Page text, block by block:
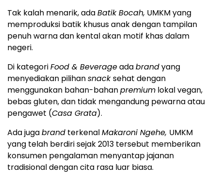
Tak kalah menarik, adaBatik Bocah, UMKM yang
memproduksi batik khusus anak dengan tampilan
penuh warna dan kental akan motif khas dalam
negeri.
Di kategoriFood & Beverageadabrandyang
menyediakan pilihansnacksehat dengan
menggunakan bahan-bahanpremium lokal vegan,
bebas gluten, dan tidak mengandung pewarna atau
pengawet (Casa Grata).
Ada jugabrand terkenalMakaroni Ngehe, UMKM
yang telah berdiri sejak 2013 tersebut memberikan
konsumen pengalaman menyantap jajanan
tradisional dengan cita rasa luar biasa.